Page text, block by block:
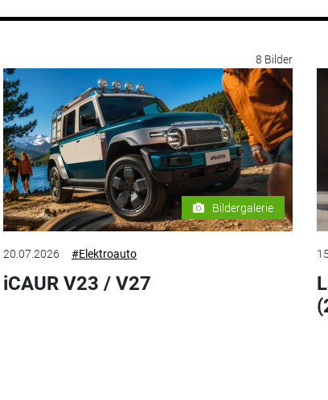
8 Bilder
Bildergalerie
20.07.2026 #Elektroauto
iCAUR V23 / V27